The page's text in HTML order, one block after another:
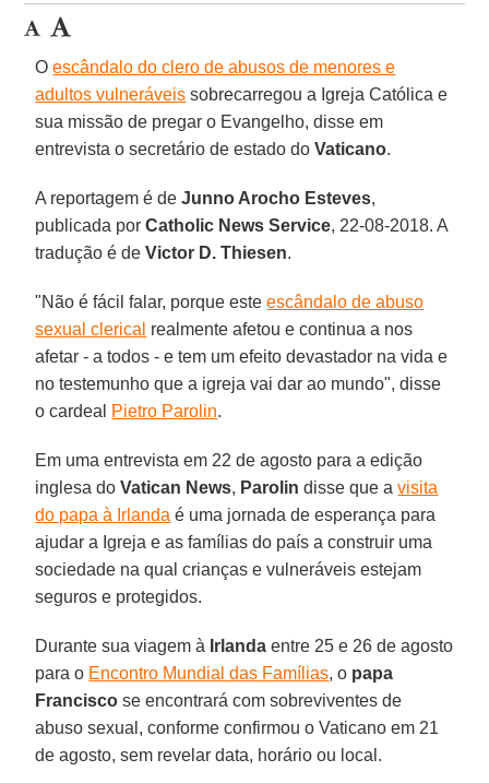
Oescândalo do clero de abusos de menores e
adultos vulneráveis sobrecarregou a Igreja Católica e
sua missão de pregar o Evangelho, disse em
entrevista o secretário de estado doVaticano.
A reportagem é deJunno Arocho Esteves,
publicada porCatholic News Service, 22-08-2018. A
tradução é deVictor D. Thiesen.
"Não é fácil falar, porque esteescândalo de abuso
sexual clerical realmente afetou e continua a nos
afetar - a todos - e tem um efeito devastador na vida e
no testemunho que a igreja vai dar ao mundo", disse
o cardeal Pietro Parolin.
Em uma entrevista em 22 de agosto para a edição
inglesa doVatican News, Parolin disse que avisita
do papa à Irlanda é uma jornada de esperança para
ajudar a Igreja e as famílias do país a construir uma
sociedade na qual crianças e vulneráveis estejam
seguros e protegidos.
Durante sua viagem à Irlanda entre 25 e 26 de agosto
para o Encontro Mundial das Famílias, o papa
Francisco se encontrará com sobreviventes de
abuso sexual, conforme confirmou o Vaticano em 21
de agosto, sem revelar data, horário ou local.